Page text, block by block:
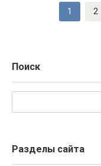
1 2
Поиск
Разделы сайта